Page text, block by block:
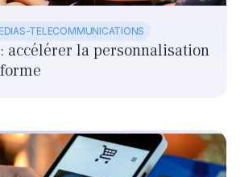
TELECOMMUNICATIONS
accélérer la personnalisation